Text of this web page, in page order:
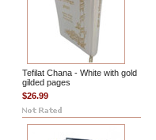
Tefilat Chana - White with gold
gilded pages
$26.99